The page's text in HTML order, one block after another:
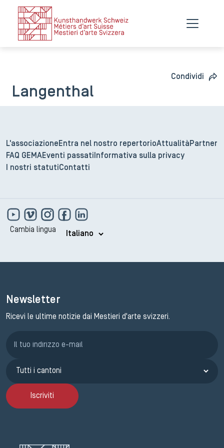
Condividi
Langenthal
L'associazione Entra nel nostro repertorioAttualità Partner
FAQ GEMAEventi passati
Informativa sulla privacy
I nostri statuti Contatti
Cambia lingua
Newsletter
Ricevi le ultime notizie dai Mestieri d'arte svizzeri.
Iscriviti